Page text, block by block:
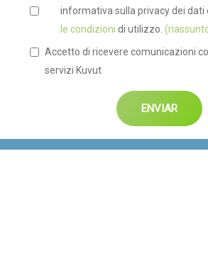
informativa sulla privacy dei
le condizioni di utilizzo.
Accetto di ricevere comunicazioni
servizi Kuvut